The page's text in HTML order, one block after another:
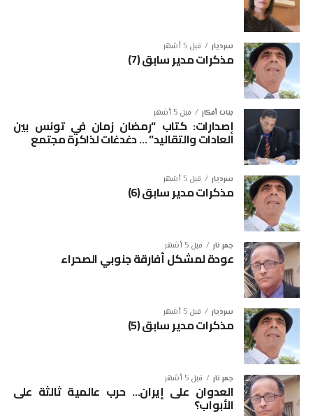
سرديار قبل 5 أشهر
مذكرات مدير سابق (7)
بنات أفكار قبل 5 أشهر
إصدارات: كتاب “رمضان زمان في تونس بين
العادات والتقاليد” … دغدغات لذاكرة مجتمع
سرديار قبل 5 أشهر
مذكرات مدير سابق (6)
جمر نار قبل 5 أشهر
عودة لمشكل أفارقة جنوبي الصحراء
سرديار قبل 5 أشهر
مذكرات مدير سابق (5)
جمر نار قبل 5 أشهر
العدوان على إيران… حرب عالمية ثالثة على
الأبواب؟